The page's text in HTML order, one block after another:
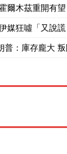
爾木茲重開有望
媒狂噓「又說謊
普：庫存龐大